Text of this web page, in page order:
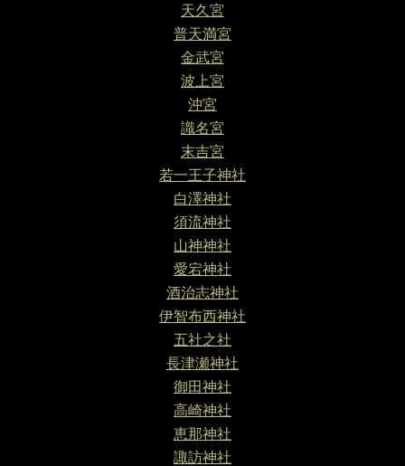
天久宮
普天満宮
金武宮
波上宮
沖宮
識名宮
末吉宮
若一王子神社
白澤神社
須流神社
山神神社
愛宕神社
酒治志神社
伊智布西神社
五社之社
長津瀬神社
御田神社
高崎神社
恵那神社
諏訪神社